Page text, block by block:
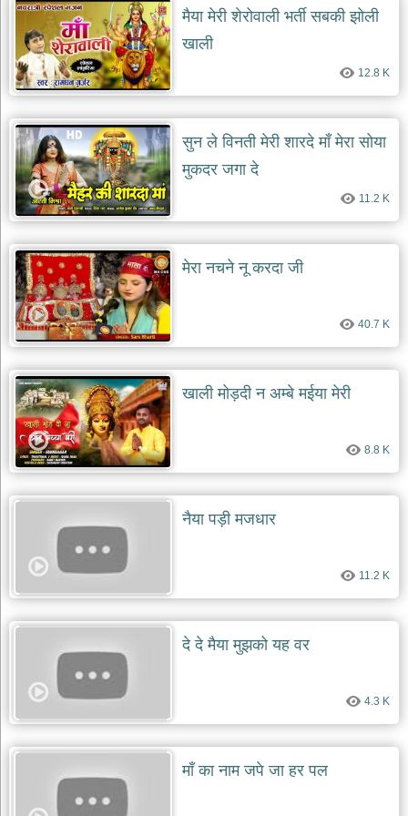
मैया मेरी शेरोवाली भर्ती सबकी झोली
खाली
12.8 K
सुन ले विनती मेरी शारदे माँ मेरा सोया
मुकदर जगा दे
11.2 K
मेरा नचने नू करदा जी
40.7 K
खाली मोड़दी न अम्बे मईया मेरी
8.8 K
नैया पड़ी मजधार
11.2 K
दे दे मैया मुझको यह वर
4.3 K
माँ का नाम जपे जा हर पल